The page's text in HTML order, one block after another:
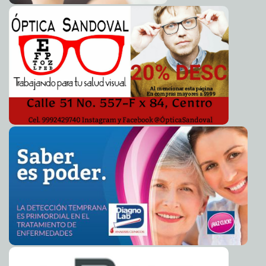
2011-12-03 14:07:49 Arrasan islamistas en elecciones egipcias A7
2011-12-03 14:01:40 Rusia activó su sistema de alerta antimisiles A7
2011-12-03 13:58:19 Hoy, el ideal de Bolívar sigue vigente: Presidente
Calderón A7
2011-12-03 13:55:14 Las avispas se reconocen por la caraA7
2011-12-03 13:50:11 JLo viaja a Marruecos con amante 18 años menor
2011-12-03 13:48:03 Turcos, dispuestos a reconocer genocidios cometidos
A7
2011-12-02 23:00:00 Con los brazos abiertos Goyito Zavala
2011-12-02 23:00:00 Responsabilidad fiscal de Calderón Franz de J. Fortuny
2011-12-02 17:10:44 Hallan por vez primera vestigios prehispánicos en
Mérida A7
2011-12-02 17:07:52 Se inscribe Rosa Adriana Díaz como precandidata al
Senado A7
Continúan registrándose bajas temperaturas en el Sur
del Estado A7
2011-12-02 17:02:05 Hay que fomentar la cultura emprendedora en Yucatán:
Dip. Magaly Cruz A7
2011-12-02 16:26:57 Aplicarán sanciones a quienes no acaten los cambios
viales en Peto